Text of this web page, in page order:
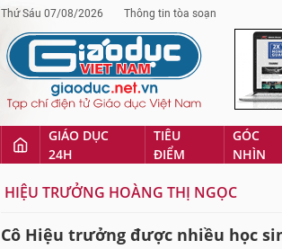
Thứ Sáu 07/08/2026 Thông tin tòa soạn
GIÁO DỤC
24H
TIÊU
ĐIỂM
GÓC
NHÌN
HIỆU TRƯỞNG HOÀNG THỊ NGỌC
Cô Hiệu trưởng được nhiều học